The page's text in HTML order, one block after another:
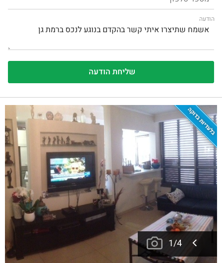
הודעה
בלעדיות בדוקה
1/4